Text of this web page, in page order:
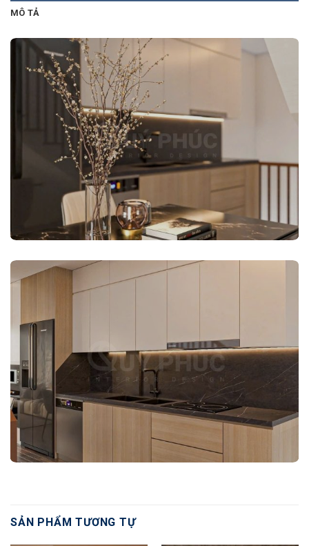
MÔ TẢ
SẢN PHẨM TƯƠNG TỰ